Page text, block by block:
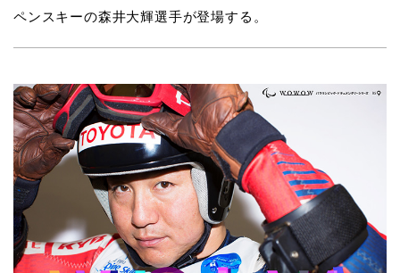
ペンスキーの森井大輝選手が登場する。